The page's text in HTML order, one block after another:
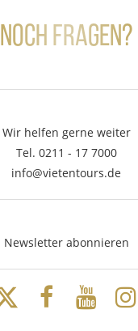
Noch Fragen?
Wir helfen gerne weiter
Tel. 0211 - 17 7000
info@vietentours.de
Newsletter abonnieren